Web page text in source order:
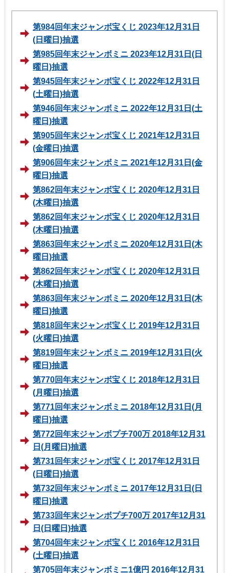
第984回年末ジャンボ宝くじ 2023年12月31日
(日曜日)抽選
第985回年末ジャンボミニ 2023年12月31日(日
曜日)抽選
第945回年末ジャンボ宝くじ 2022年12月31日
(土曜日)抽選
第946回年末ジャンボミニ 2022年12月31日(土
曜日)抽選
第905回年末ジャンボ宝くじ 2021年12月31日
(金曜日)抽選
第906回年末ジャンボミニ 2021年12月31日(金
曜日)抽選
第862回年末ジャンボ宝くじ 2020年12月31日
(木曜日)抽選
第862回年末ジャンボ宝くじ 2020年12月31日
(木曜日)抽選
第863回年末ジャンボミニ 2020年12月31日(木
曜日)抽選
第862回年末ジャンボ宝くじ 2020年12月31日
(木曜日)抽選
第863回年末ジャンボミニ 2020年12月31日(木
曜日)抽選
第818回年末ジャンボ宝くじ 2019年12月31日
(火曜日)抽選
第819回年末ジャンボミニ 2019年12月31日(火
曜日)抽選
第770回年末ジャンボ宝くじ 2018年12月31日
(月曜日)抽選
第771回年末ジャンボミニ 2018年12月31日(月
曜日)抽選
第772回年末ジャンボプチ700万 2018年12月31
日(月曜日)抽選
第731回年末ジャンボ宝くじ 2017年12月31日
(日曜日)抽選
第732回年末ジャンボミニ 2017年12月31日(日
曜日)抽選
第733回年末ジャンボプチ700万 2017年12月31
日(日曜日)抽選
第704回年末ジャンボ宝くじ 2016年12月31日
(土曜日)抽選
第705回年末ジャンボミニ1億円 2016年12月31